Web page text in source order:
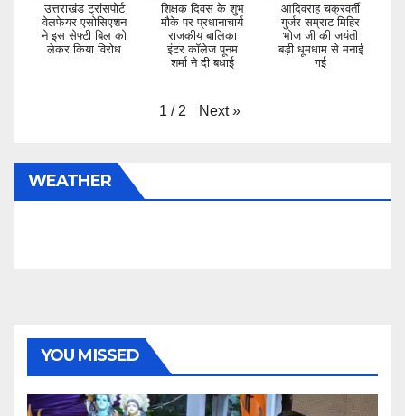
उत्तराखंड ट्रांसपोर्ट
वेलफेयर एसोसिएशन
ने इस सेफ्टी बिल को
लेकर किया विरोध
शिक्षक दिवस के शुभ
मौके पर प्रधानाचार्य
राजकीय बालिका
इंटर कॉलेज पूनम
शर्मा ने दी बधाई
आदिवराह चक्रवर्ती
गुर्जर सम्राट मिहिर
भोज जी की जयंती
बड़ी धूमधाम से मनाई
गई
1 / 2 Next »
WEATHER
YOU MISSED